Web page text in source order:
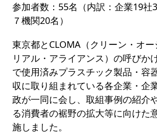
参加者数：55名（内訳：企業19社
７機関20名）
東京都とCLOMA（クリーン・オ
リアル・アライアンス）の呼びか
で使用済みプラスチック製品・容
収に取り組まれている各企業・企
政が一同に会し、取組事例の紹介
る消費者の裾野の拡大等に向けた
施しました。